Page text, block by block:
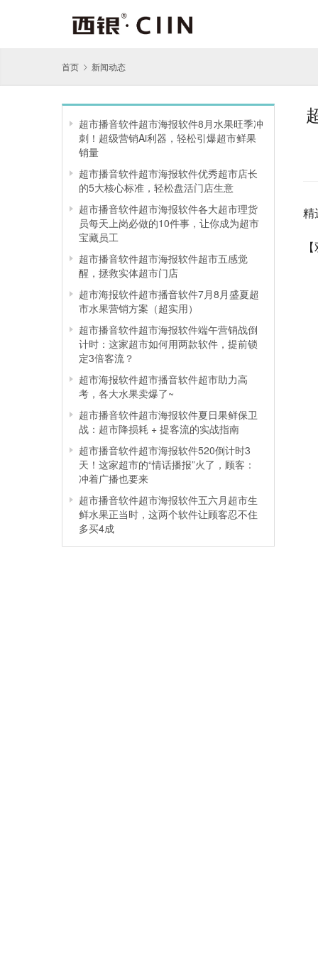
首页 新闻动态
超市播音软件超市海报软件8月水果旺季冲
刺！超级营销Ai利器，轻松引爆超市鲜果
销量
超市播音软件超市海报软件优秀超市店长
的5大核心标准，轻松盘活门店生意
超市播音软件超市海报软件各大超市理货
员每天上岗必做的10件事，让你成为超市
宝藏员工
超市播音软件超市海报软件超市五感觉
醒，拯救实体超市门店
超市海报软件超市播音软件7月8月盛夏超
市水果营销方案（超实用）
超市播音软件超市海报软件端午营销战倒
计时：这家超市如何用两款软件，提前锁
定3倍客流？
超市海报软件超市播音软件超市助力高
考，各大水果卖爆了~
超市播音软件超市海报软件夏日果鲜保卫
战：超市降损耗 + 提客流的实战指南
超市播音软件超市海报软件520倒计时3
天！这家超市的“情话播报”火了，顾客：
冲着广播也要来
超市播音软件超市海报软件五六月超市生
鲜水果正当时，这两个软件让顾客忍不住
多买4成
精